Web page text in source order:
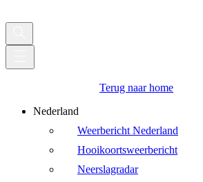
Terug naar home
Nederland
Weerbericht Nederland
Hooikoortsweerbericht
Neerslagradar